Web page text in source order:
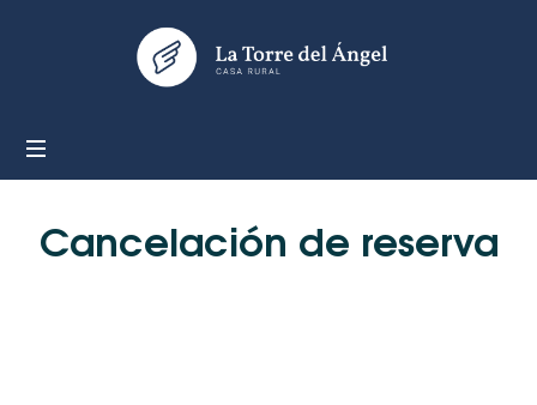
TORRE
DEL
ÁNGEL
Cancelación de reserva